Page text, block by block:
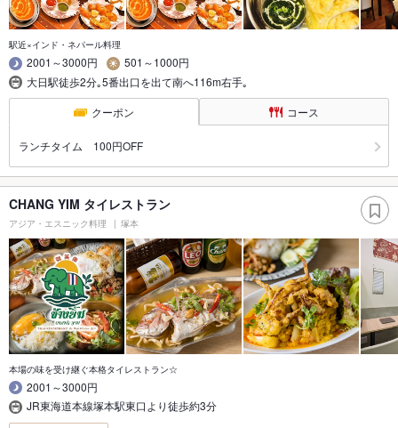
駅近×インド・ネパール料理
2001～3000円
501～1000円
大日駅徒歩2分｡5番出口を出て南へ116m右手｡
クーポン コース
ランチタイム 100円OFF
CHANG YIM タイレストラン
アジア・エスニック料理 塚本
本場の味を受け継ぐ本格タイレストラン☆
2001～3000円
JR東海道本線塚本駅東口より徒歩約3分